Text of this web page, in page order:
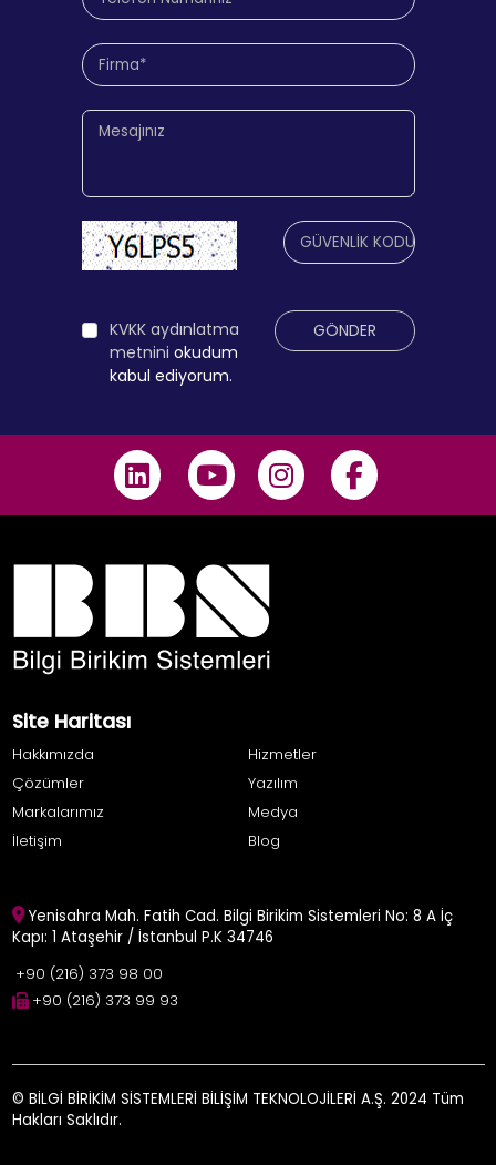
KVKK aydınlatma
metnini okudum
kabul ediyorum.
GÖNDER
Site Haritası
Hakkımızda
Hizmetler
Çözümler
Yazılım
Markalarımız
Medya
İletişim
Blog
Yenisahra Mah. Fatih Cad. Bilgi Birikim Sistemleri No: 8 A İç
Kapı: 1 Ataşehir / İstanbul P.K 34746
+90 (216) 373 98 00
+90 (216) 373 99 93
© BİLGİ BİRİKİM SİSTEMLERİ BİLİŞİM TEKNOLOJİLERİ A.Ş. 2024 Tüm
Hakları Saklıdır.